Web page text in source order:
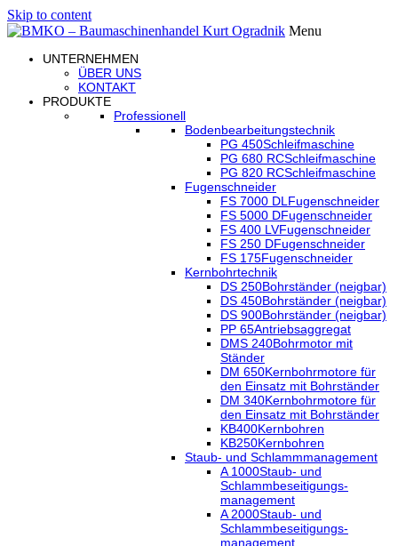
Skip to content
Menu
UNTERNEHMEN
ÜBER UNS
KONTAKT
PRODUKTE
Professionell
Bodenbearbeitungstechnik
PG 450Schleifmaschine
PG 680 RCSchleifmaschine
PG 820 RCSchleifmaschine
Fugenschneider
FS 7000 DLFugenschneider
FS 5000 DFugenschneider
FS 400 LVFugenschneider
FS 250 DFugenschneider
FS 175Fugenschneider
Kernbohrtechnik
DS 250Bohrständer (neigbar)
DS 450Bohrständer (neigbar)
DS 900Bohrständer (neigbar)
PP 65Antriebsaggregat
DMS 240Bohrmotor mit
Ständer
DM 650Kernbohrmotore für
den Einsatz mit Bohrständer
DM 340Kernbohrmotore für
den Einsatz mit Bohrständer
KB400Kernbohren
KB250Kernbohren
Staub- und Schlammmanagement
A 1000Staub- und
Schlammbeseitigungs-
management
A 2000Staub- und
Schlammbeseitigungs-
management